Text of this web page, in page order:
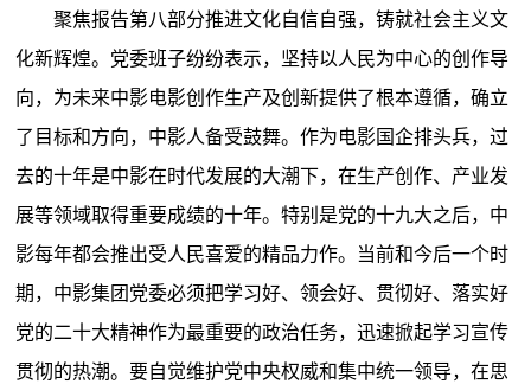
聚焦报告第八部分推进文化自信自强，铸就社会主义文
化新辉煌。党委班子纷纷表示，坚持以人民为中心的创作导
向，为未来中影电影创作生产及创新提供了根本遵循，确立
了目标和方向，中影人备受鼓舞。作为电影国企排头兵，过
去的十年是中影在时代发展的大潮下，在生产创作、产业发
展等领域取得重要成绩的十年。特别是党的十九大之后，中
影每年都会推出受人民喜爱的精品力作。当前和今后一个时
期，中影集团党委必须把学习好、领会好、贯彻好、落实好
党的二十大精神作为最重要的政治任务，迅速掀起学习宣传
贯彻的热潮。要自觉维护党中央权威和集中统一领导，在思